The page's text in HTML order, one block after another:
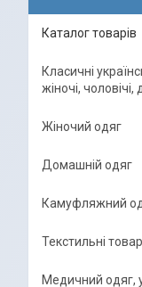
Каталог товарів
Класичні
жіночі, чоловічі,
Жіночий одяг
Домашній одяг
Камуфляжний
Текстильні
Медичний одяг,